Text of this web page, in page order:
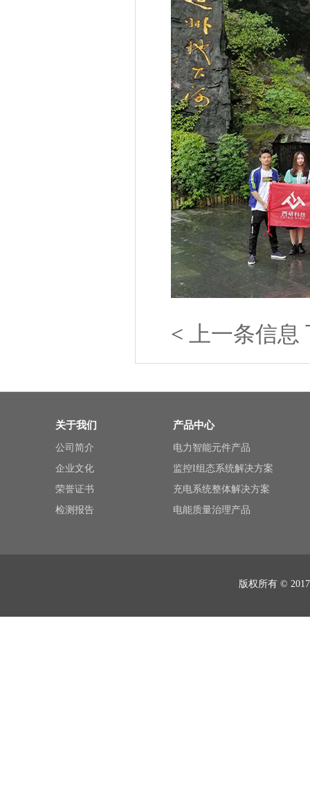
< 上一条信息
关于我们
公司简介
企业文化
荣誉证书
检测报告
产品中心
电力智能元件产品
监控I组态系统解决方案
充电系统整体解决方案
电能质量治理产品
版权所有 ©